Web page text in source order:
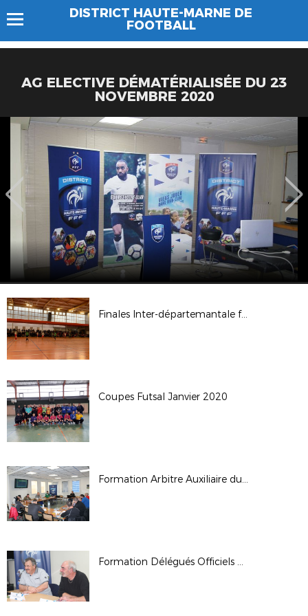
DISTRICT HAUTE-MARNE DE
FOOTBALL
AG ELECTIVE DÉMATÉRIALISÉE DU 23
NOVEMBRE 2020
Finales Inter-départemantale futsal séniors féminine
Coupes Futsal Janvier 2020
Formation Arbitre Auxiliaire du 14/12/19
Formation Délégués Officiels du 14/12/19